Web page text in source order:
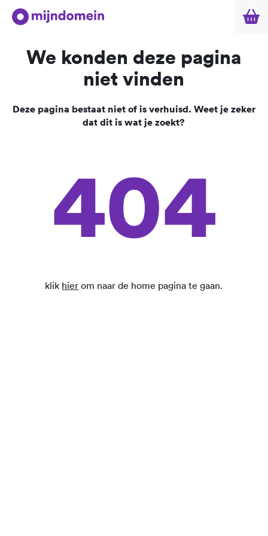
We konden deze pagina
niet vinden
Deze pagina bestaat niet of is verhuisd. Weet je zeker
dat dit is wat je zoekt?
404
klik hier om naar de home pagina te gaan.